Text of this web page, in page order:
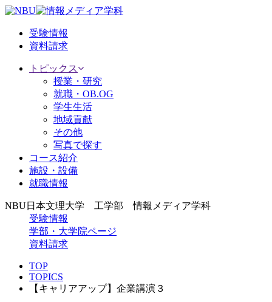
受験情報
資料請求
トピックス
授業・研究
就職・OB.OG
学生生活
地域貢献
その他
写真で探す
コース紹介
施設・設備
就職情報
NBU日本文理大学 工学部 情報メディア学科
受験情報
学部・大学院ページ
資料請求
TOP
TOPICS
【キャリアアップ】企業講演３